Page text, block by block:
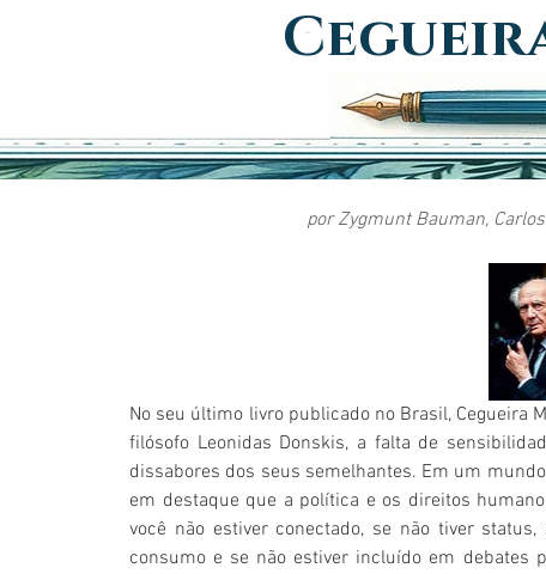
por Zygmunt Bauman,
No seu último livro publicado no Brasil, Cegueira
filósofo Leonidas Donskis, a falta de
dissabores dos seus semelhantes. Em um
em destaque que a política e os direitos
você não estiver conectado, se não tiver
consumo e se não estiver incluído em debates